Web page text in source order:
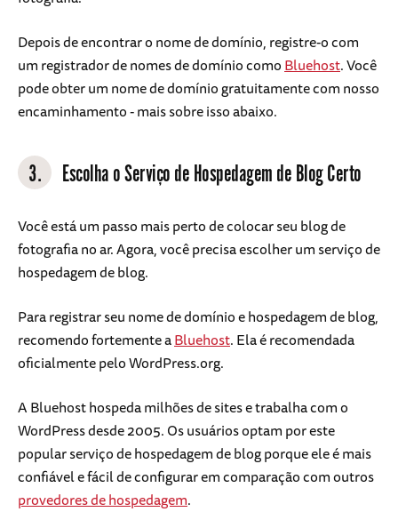
Depois de encontrar o nome de domínio, registre-o com
um registrador de nomes de domínio comoBluehost. Você
pode obter um nome de domínio gratuitamente com nosso
encaminhamento - mais sobre isso abaixo.
3. Escolha o Serviço de Hospedagem de Blog Certo
Você está um passo mais perto de colocar seu blog de
fotografia no ar. Agora, você precisa escolher um serviço de
hospedagem de blog.
Para registrar seu nome de domínio e hospedagem de blog,
recomendo fortemente aBluehost. Ela é recomendada
oficialmente pelo WordPress.org.
A Bluehost hospeda milhões de sites e trabalha com o
WordPress desde 2005. Os usuários optam por este
popular serviço de hospedagem de blog porque ele é mais
confiável e fácil de configurar em comparação com outros
provedores de hospedagem.